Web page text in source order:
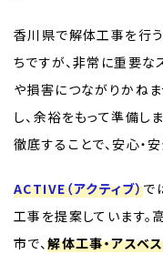
香川県で解体工事を行
ちですが、非常に重要な
や損害につながりかね
し、余裕をもって準備し
徹底することで、安心・
ACTIVE（アクティブ）で
工事を提案しています。
市で、解体工事・アスベ